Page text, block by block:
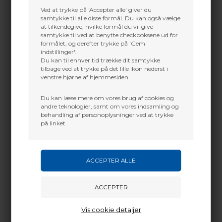
Ved at trykke på 'Accepter alle' giver du
samtykke til alle disse formål. Du kan også vælge
at tilkendegive, hvilke formål du vil give
samtykke til ved at benytte checkboksene ud for
formålet, og derefter trykke på 'Gem
indstillinger'.
Du kan til enhver tid trække dit samtykke
tilbage ved at trykke på det lille ikon nederst i
venstre hjørne af hjemmesiden.
Du kan læse mere om vores brug af cookies og
andre teknologier, samt om vores indsamling og
behandling af personoplysninger ved at trykke
på linket.
Vis cookie detaljer
+45 9718 3356
kontakt@baldurs-archery.dk
German Kinetics SilverFlame Broadheads 180
grain – 3-pak
Originale German Kinetics SilverFlame bredhoveder
følger konsekvent princippet om
tobladede spidser, som har været kendt og
anvendt i
tusindvis af år
Vores mål er at fremstille et bredhoved, hvor
– heller ikke hvis der pludselig står enkraftig
vildsvini stedet for et spinkelt rådyr, og/eller hvis
pilens
indslagsvinkel
på grund af vildtets pludselige
bevægelse ikke længere er optimal.
bestemte vildtstørrelser og uden for kritiske
jagtsituationer har tre- og flerbladede bredhoveder
Utallige vellykkede jagter bekræfter dette.
cut-on-contactskærgeometri